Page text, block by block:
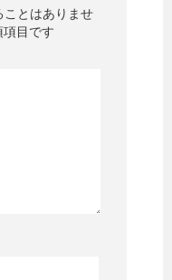
ことはありませ
目です